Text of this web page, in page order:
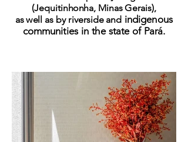
(Jequitinhonha, Minas Gerais),
as well as by riverside and indigenous
communities in the state of Pará.